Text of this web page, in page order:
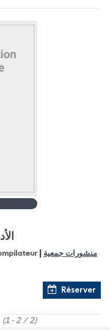
منشورات جمعية
Réserver
(1 - 2 / 2)